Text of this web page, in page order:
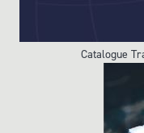
Catalogue